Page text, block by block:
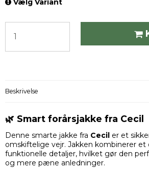
Vælg Variant
Beskrivelse
🌿 Smart forårsjakke fra Cecil
Denne smarte jakke fra Cecil er et
omskiftelige vejr. Jakken kombinerer et
funktionelle detaljer, hvilket gør den
og mere pæne anledninger.